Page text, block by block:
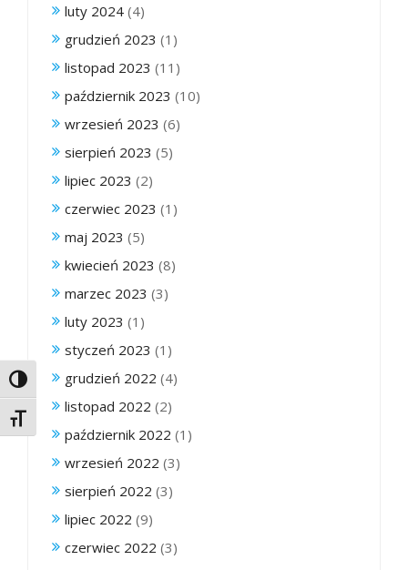
Toggle High Contrast
Toggle Font size
luty 2024 (4)
grudzień 2023 (1)
listopad 2023 (11)
październik 2023 (10)
wrzesień 2023 (6)
sierpień 2023 (5)
lipiec 2023 (2)
czerwiec 2023 (1)
maj 2023 (5)
kwiecień 2023 (8)
marzec 2023 (3)
luty 2023 (1)
styczeń 2023 (1)
grudzień 2022 (4)
listopad 2022 (2)
październik 2022 (1)
wrzesień 2022 (3)
sierpień 2022 (3)
lipiec 2022 (9)
czerwiec 2022 (3)